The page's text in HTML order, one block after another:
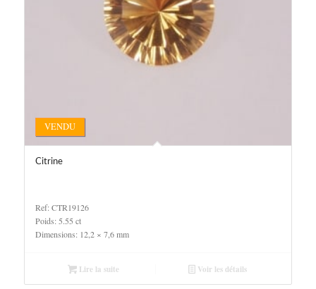
Citrine
VENDU
Ref: CTR19126
Poids: 5.55 ct
Dimensions: 12,2 × 7,6 mm
Lire la suite Voir les détails